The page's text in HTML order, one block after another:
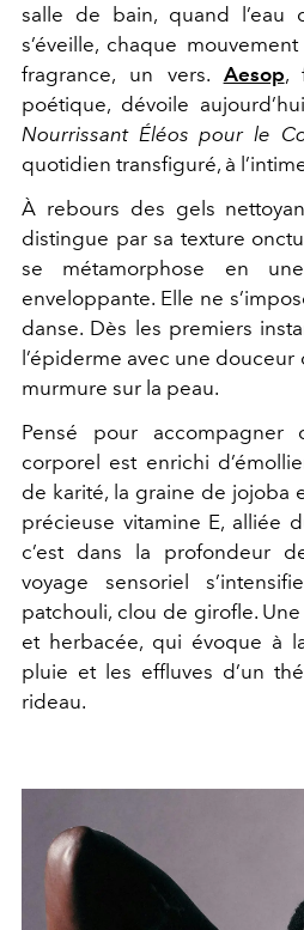
salle de bain, quand
s’éveille, chaque
fragrance, un vers. Aesop,
poétique, dévoile
Nourrissant Éléos pour le
quotidien transfiguré, à
À rebours des gels
distingue par sa texture
se métamorphose en
enveloppante. Elle ne
danse. Dès les premiers
l’épiderme avec une
murmure sur la peau.
Pensé pour accompagner
corporel est enrichi
de karité, la graine de jojoba
précieuse vitamine E, alliée
c’est dans la profondeur
voyage sensoriel
patchouli, clou de girofle.
et herbacée, qui évoque à
pluie et les effluves d’un
rideau.